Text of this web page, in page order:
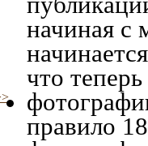
начиная c
что
правило